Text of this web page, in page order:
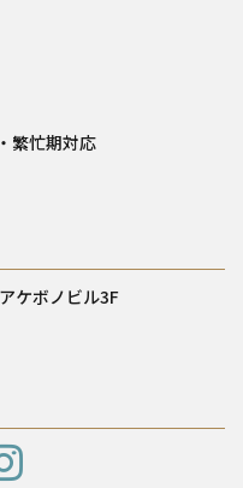
繁忙期対応
ケボノビル3F